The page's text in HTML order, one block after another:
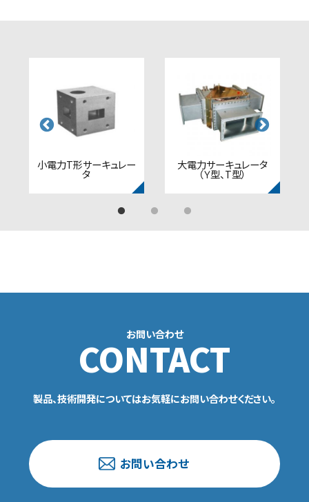
小電力T形サーキュレー
タ
大電力サーキュレータ
（Ｙ型、T型）
お問い合わせ
CONTACT
製品、技術開発についてはお気軽にお問い合わせください。
お問い合わせ